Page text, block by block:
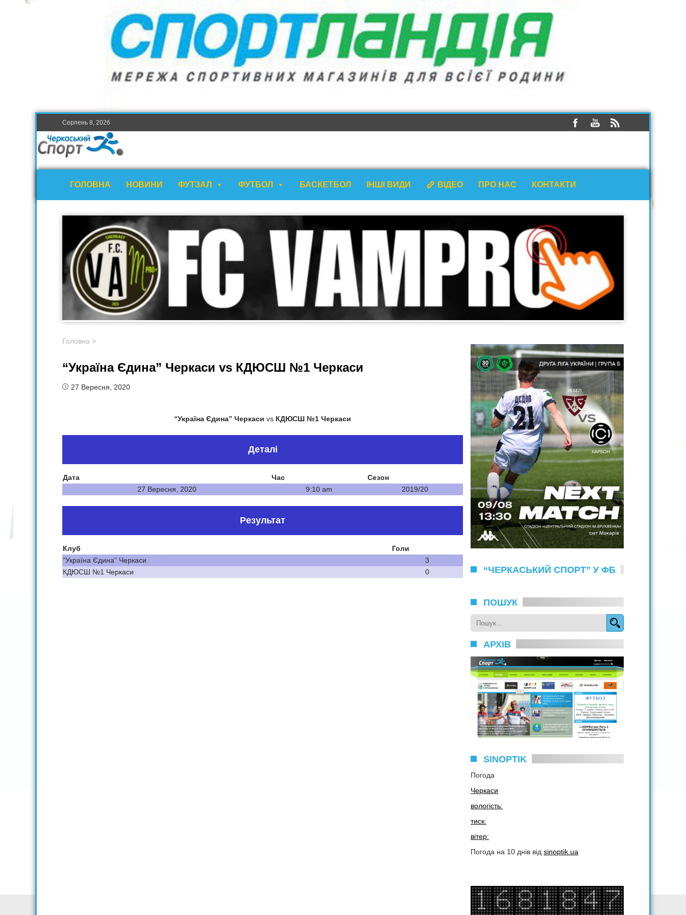
Серпень 8, 2026
ГОЛОВНА НОВИНИ ФУТЗАЛ ФУТБОЛ БАСКЕТБОЛ ІНШІ ВИДИ ВІДЕО ПРО НАС КОНТАКТИ
Головна >
“Україна Єдина” Черкаси vs КДЮСШ №1 Черкаси
27 Вересня, 2020
“Україна Єдина” Черкаси vs КДЮСШ №1 Черкаси
Деталі
Дата Час
Сезон
27 Вересня, 2020
9:10 am 2019/20
Результат
Клуб
Голи
“Україна Єдина” Черкаси
3
КДЮСШ №1 Черкаси
0 “ЧЕРКАСЬКИЙ СПОРТ” У ФБ
ПОШУК
АРХІВ
SINOPTIK
Погода
Черкаси
вологість:
тиск:
вітер:
Погода на 10 днів від sinoptik.ua